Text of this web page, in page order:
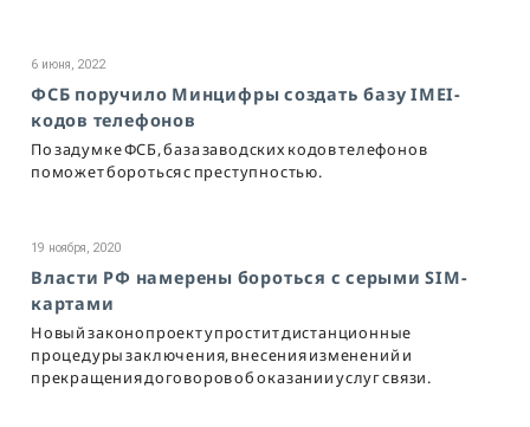
6 июня, 2022
ФСБ поручило Минцифры создать базу IMEI-
кодов телефонов
По задумке ФСБ, база заводских кодов телефонов
поможет бороться с преступностью.
19 ноября, 2020
Власти РФ намерены бороться с серыми SIM-
картами
Новый законопроект упростит дистанционные
процедуры заключения, внесения изменений и
прекращения договоров об оказании услуг связи.